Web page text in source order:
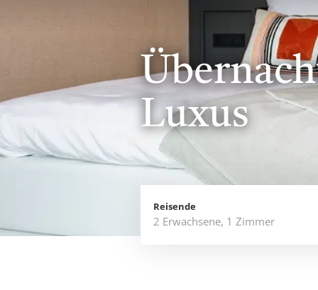
Luxus
Buchen
direkt
Reisende
2 Erwachsene, 1 Zimmer